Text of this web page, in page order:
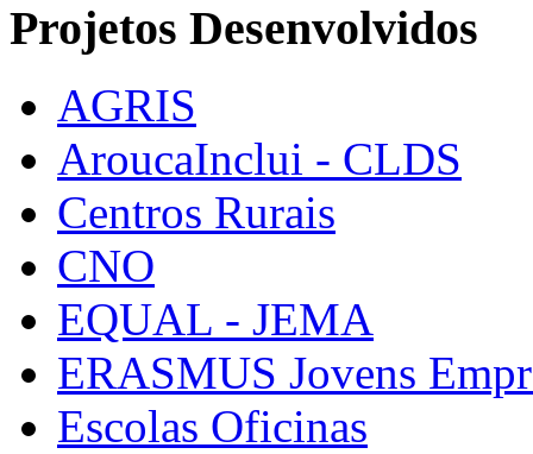
Projetos Desenvolvidos
AGRIS
AroucaInclui - CLDS
Centros Rurais
CNO
EQUAL - JEMA
ERASMUS Jovens
Escolas Oficinas